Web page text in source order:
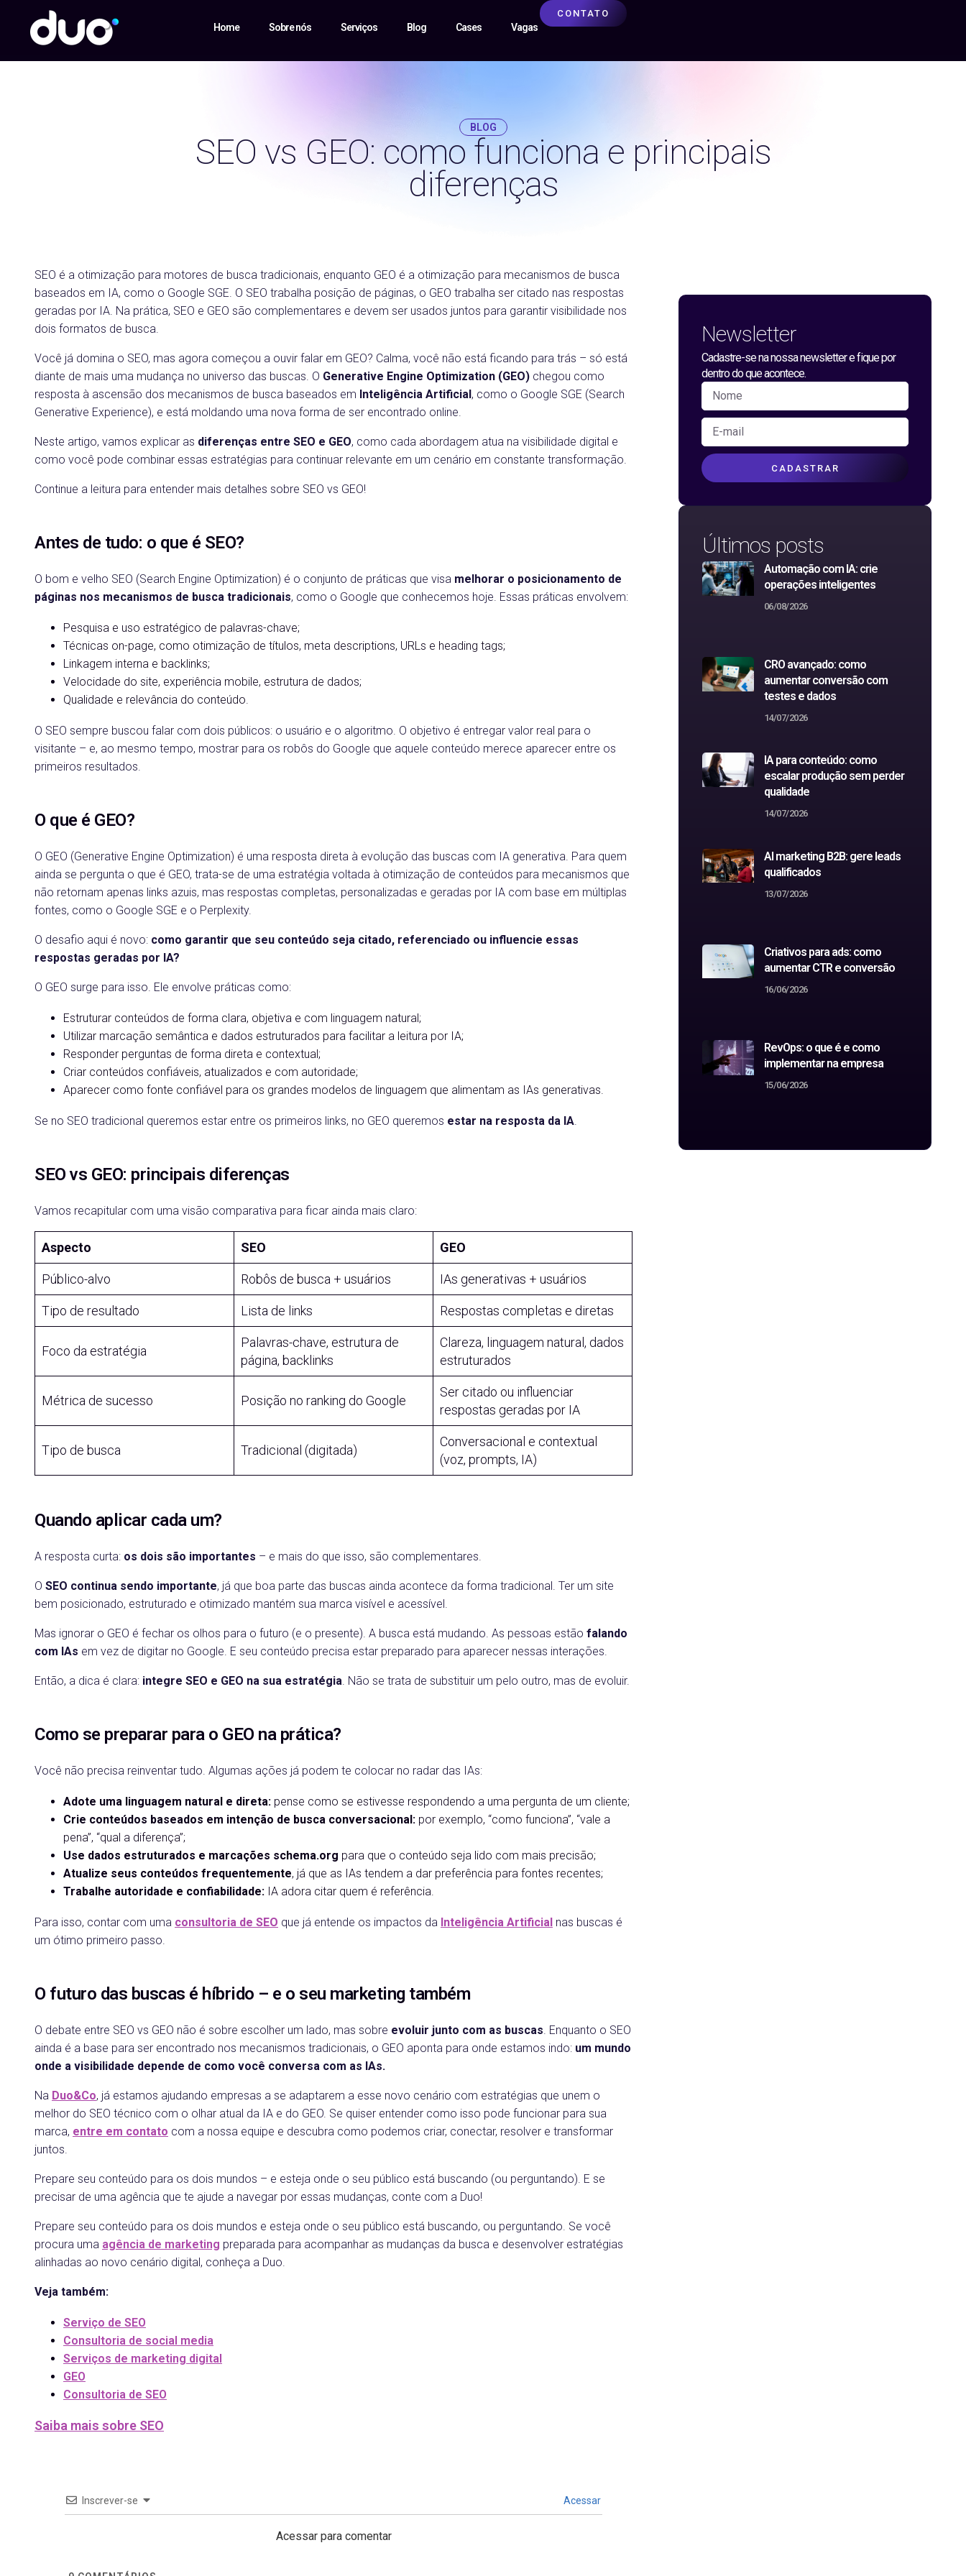
Home Sobre nós Serviços Blog Cases Vagas
CONTATO
BLOG
SEO vs GEO: como funciona e principais
diferenças
SEO é a otimização para motores de busca tradicionais, enquanto GEO é a otimização para mecanismos de busca
baseados em IA, como o Google SGE. O SEO trabalha posição de páginas, o GEO trabalha ser citado nas respostas
geradas por IA. Na prática, SEO e GEO são complementares e devem ser usados juntos para garantir visibilidade nos
dois formatos de busca.
Você já domina o SEO, mas agora começou a ouvir falar em GEO? Calma, você não está ficando para trás – só está
diante de mais uma mudança no universo das buscas. O Generative Engine Optimization (GEO) chegou como
resposta à ascensão dos mecanismos de busca baseados em Inteligência Artificial, como o Google SGE (Search
Generative Experience), e está moldando uma nova forma de ser encontrado online.
Neste artigo, vamos explicar as diferenças entre SEO e GEO, como cada abordagem atua na visibilidade digital e
como você pode combinar essas estratégias para continuar relevante em um cenário em constante transformação.
Continue a leitura para entender mais detalhes sobre SEO vs GEO!
Antes de tudo: o que é SEO?
O bom e velho SEO (Search Engine Optimization) é o conjunto de práticas que visa melhorar o posicionamento de
páginas nos mecanismos de busca tradicionais, como o Google que conhecemos hoje. Essas práticas envolvem:
Pesquisa e uso estratégico de palavras-chave;
Técnicas on-page, como otimização de títulos, meta descriptions, URLs e heading tags;
Linkagem interna e backlinks;
Velocidade do site, experiência mobile, estrutura de dados;
Qualidade e relevância do conteúdo.
O SEO sempre buscou falar com dois públicos: o usuário e o algoritmo. O objetivo é entregar valor real para o
visitante – e, ao mesmo tempo, mostrar para os robôs do Google que aquele conteúdo merece aparecer entre os
primeiros resultados.
O que é GEO?
O GEO (Generative Engine Optimization) é uma resposta direta à evolução das buscas com IA generativa. Para quem
ainda se pergunta o que é GEO, trata-se de uma estratégia voltada à otimização de conteúdos para mecanismos que
não retornam apenas links azuis, mas respostas completas, personalizadas e geradas por IA com base em múltiplas
fontes, como o Google SGE e o Perplexity.
O desafio aqui é novo: como garantir que seu conteúdo seja citado, referenciado ou influencie essas
respostas geradas por IA?
O GEO surge para isso. Ele envolve práticas como:
Estruturar conteúdos de forma clara, objetiva e com linguagem natural;
Utilizar marcação semântica e dados estruturados para facilitar a leitura por IA;
Responder perguntas de forma direta e contextual;
Criar conteúdos confiáveis, atualizados e com autoridade;
Aparecer como fonte confiável para os grandes modelos de linguagem que alimentam as IAs generativas.
Se no SEO tradicional queremos estar entre os primeiros links, no GEO queremos estar na resposta da IA.
SEO vs GEO: principais diferenças
Vamos recapitular com uma visão comparativa para ficar ainda mais claro:
Aspecto SEO GEO
Público-alvo Robôs de busca + usuários IAs generativas + usuários
Tipo de resultado Lista de links Respostas completas e diretas
Foco da estratégia
Palavras-chave, estrutura de
página, backlinks
Clareza, linguagem natural, dados
estruturados
Métrica de sucesso Posição no ranking do Google
Ser citado ou influenciar
respostas geradas por IA
Tipo de busca Tradicional (digitada)
Conversacional e contextual
(voz, prompts, IA)
Quando aplicar cada um?
A resposta curta: os dois são importantes – e mais do que isso, são complementares.
O SEO continua sendo importante, já que boa parte das buscas ainda acontece da forma tradicional. Ter um site
bem posicionado, estruturado e otimizado mantém sua marca visível e acessível.
Mas ignorar o GEO é fechar os olhos para o futuro (e o presente). A busca está mudando. As pessoas estão falando
com IAs em vez de digitar no Google. E seu conteúdo precisa estar preparado para aparecer nessas interações.
Então, a dica é clara: integre SEO e GEO na sua estratégia. Não se trata de substituir um pelo outro, mas de evoluir.
Como se preparar para o GEO na prática?
Você não precisa reinventar tudo. Algumas ações já podem te colocar no radar das IAs:
Adote uma linguagem natural e direta: pense como se estivesse respondendo a uma pergunta de um cliente;
Crie conteúdos baseados em intenção de busca conversacional: por exemplo, “como funciona”, “vale a
pena”, “qual a diferença”;
Use dados estruturados e marcações schema.org para que o conteúdo seja lido com mais precisão;
Atualize seus conteúdos frequentemente, já que as IAs tendem a dar preferência para fontes recentes;
Trabalhe autoridade e confiabilidade: IA adora citar quem é referência.
Para isso, contar com uma consultoria de SEO que já entende os impactos da Inteligência Artificial nas buscas é
um ótimo primeiro passo.
O futuro das buscas é híbrido – e o seu marketing também
O debate entre SEO vs GEO não é sobre escolher um lado, mas sobre evoluir junto com as buscas. Enquanto o SEO
ainda é a base para ser encontrado nos mecanismos tradicionais, o GEO aponta para onde estamos indo: um mundo
onde a visibilidade depende de como você conversa com as IAs.
Na Duo&Co, já estamos ajudando empresas a se adaptarem a esse novo cenário com estratégias que unem o
melhor do SEO técnico com o olhar atual da IA e do GEO. Se quiser entender como isso pode funcionar para sua
marca, entre em contato com a nossa equipe e descubra como podemos criar, conectar, resolver e transformar
juntos.
Prepare seu conteúdo para os dois mundos – e esteja onde o seu público está buscando (ou perguntando). E se
precisar de uma agência que te ajude a navegar por essas mudanças, conte com a Duo!
Prepare seu conteúdo para os dois mundos e esteja onde o seu público está buscando, ou perguntando. Se você
procura uma agência de marketing preparada para acompanhar as mudanças da busca e desenvolver estratégias
alinhadas ao novo cenário digital, conheça a Duo.
Veja também:
Serviço de SEO
Consultoria de social media
Serviços de marketing digital
GEO
Consultoria de SEO
Saiba mais sobre SEO
Inscrever-se Acessar
Acessar para comentar
Newsletter
Cadastre-se na nossa newsletter e fique por
dentro do que acontece.
CADASTRAR
Últimos posts
Automação com IA: crie
operações inteligentes
06/08/2026
CRO avançado: como
aumentar conversão com
testes e dados
14/07/2026
IA para conteúdo: como
escalar produção sem perder
qualidade
14/07/2026
AI marketing B2B: gere leads
qualificados
13/07/2026
Criativos para ads: como
aumentar CTR e conversão
16/06/2026
RevOps: o que é e como
implementar na empresa
15/06/2026